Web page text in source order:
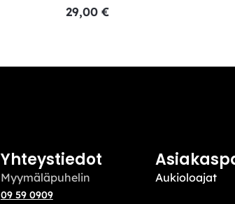
29,00 €
Yhteystiedot
Myymäläpuhelin
09 59 0909
Aukioloajat